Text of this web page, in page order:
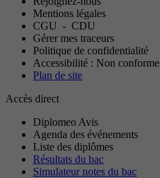
Mentions légales
CGU - CDU
Gérer mes traceurs
Politique de confidentialité
Accessibilité : Non conforme
Plan de site
Accès direct
Diplomeo Avis
Agenda des événements
Liste des diplômes
Résultats du bac
Simulateur notes du bac